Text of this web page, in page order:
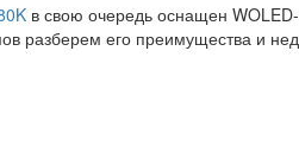
в свою очередь оснащен
разберем его преимущества и